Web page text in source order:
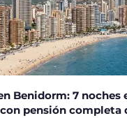
Benidorm: 7 noches
pensión completa